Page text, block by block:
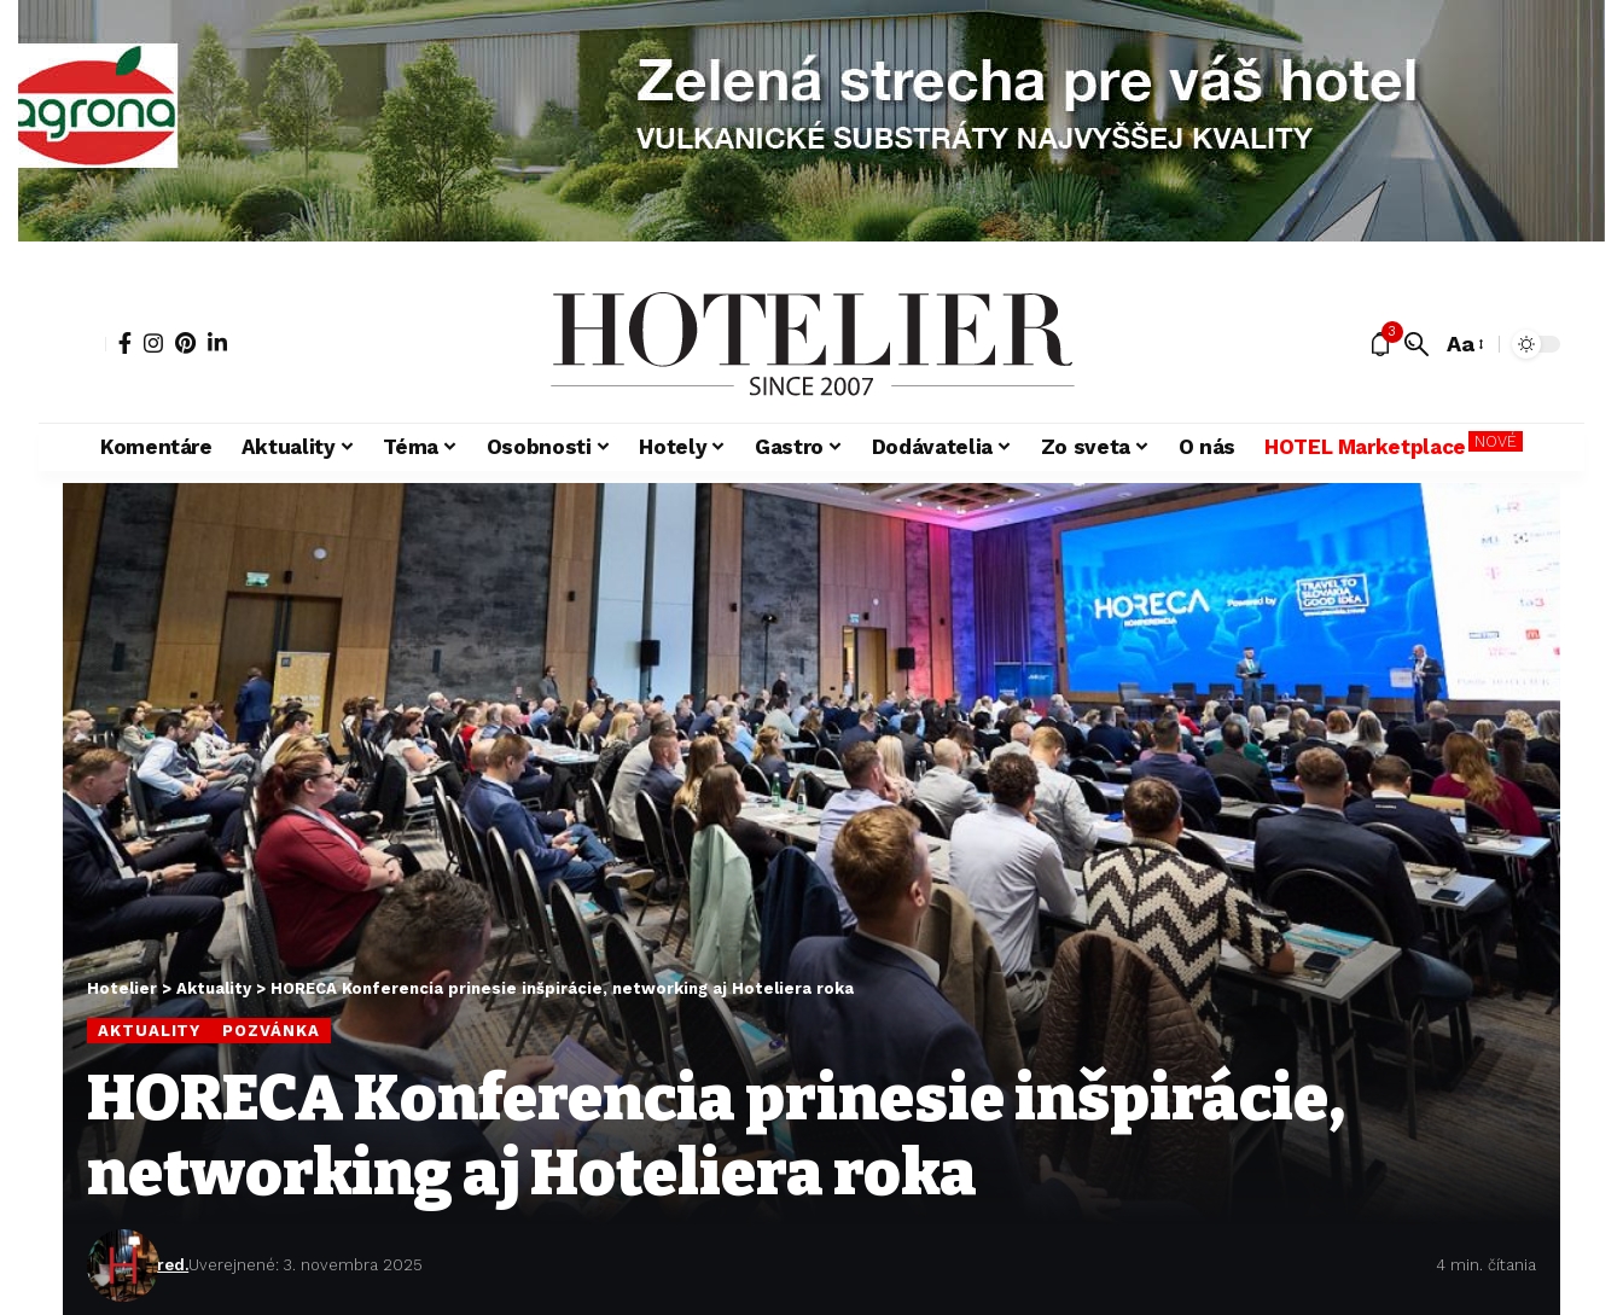
3 Aa
Komentáre Aktuality Téma Osobnosti Hotely Gastro Dodávatelia Zo sveta O nás HOTEL Marketplace NOVÉ
Hotelier > Aktuality> HORECA Konferencia prinesie inšpirácie, networking aj Hoteliera roka
AKTUALITY POZVÁNKA
HORECA Konferencia prinesie inšpirácie,
networking aj Hoteliera roka
red.Uverejnené: 3. novembra 2025 4 min. čítania